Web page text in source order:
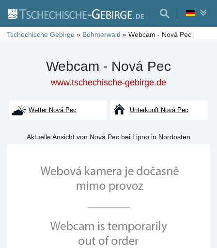
Tschechische Gebirge » Böhmerwald » Webcam - Nová Pec
Webcam - Nová Pec
www.tschechische-gebirge.de
Wetter Nová Pec Unterkunft Nová Pec
Aktuelle Ansicht von Nová Pec bei Lipno in Nordosten